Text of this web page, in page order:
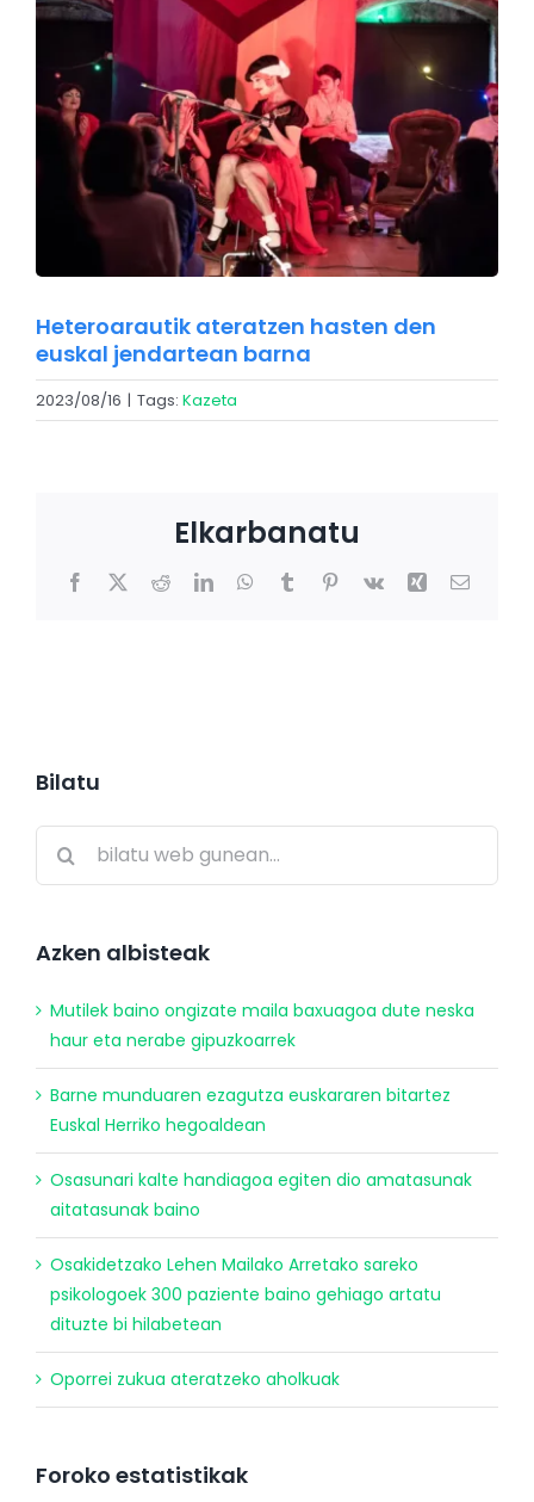
Larger
Heteroarautik ateratzen hasten den
euskal jendartean barna
2023/08/16 | Tags: Kazeta
Elkarbanatu
Facebook
X RedditLinkedInWhatsApp
TumblrPinterest
Vk Xing E-
Bilatu
for:
Azken albisteak
Mutilek baino ongizate maila baxuagoa dute neska
haur eta nerabe gipuzkoarrek
Barne munduaren ezagutza euskararen bitartez
Euskal Herriko hegoaldean
Osasunari kalte handiagoa egiten dio amatasunak
aitatasunak baino
Osakidetzako Lehen Mailako Arretako sareko
psikologoek 300 paziente baino gehiago artatu
dituzte bi hilabetean
Oporrei zukua ateratzeko aholkuak
Foroko estatistikak